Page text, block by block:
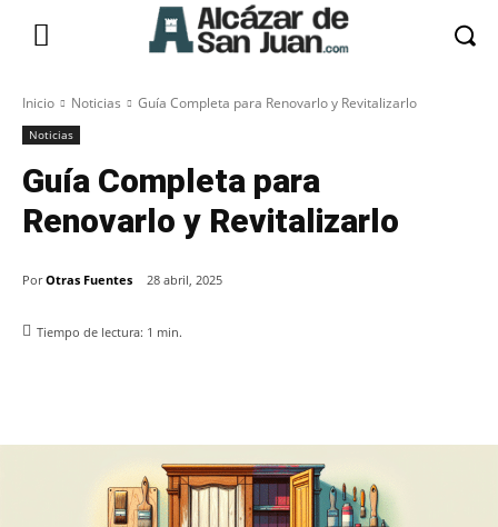
Inicio Noticias Guía Completa para Renovarlo y Revitalizarlo
Noticias
Guía Completa para
Renovarlo y Revitalizarlo
Por Otras Fuentes 28 abril, 2025
Tiempo de lectura: 1 min.